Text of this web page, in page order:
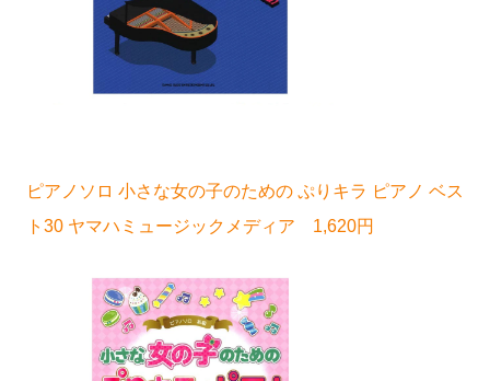
ピアノソロ 小さな女の子のための ぷりキラ ピアノ ベス
ト30 ヤマハミュージックメディア 1,620円